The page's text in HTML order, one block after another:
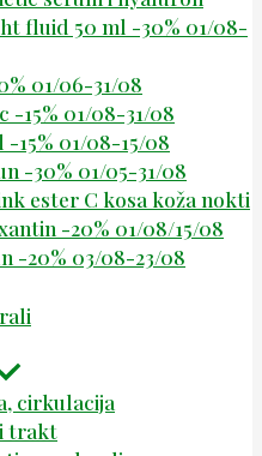
fluid 50 ml -30% 01/08-
01/06-31/08
-15% 01/08-31/08
15% 01/08-15/08
-30% 01/05-31/08
ester C kosa koža nokti
-20% 01/08/15/08
-20% 03/08-23/08
cirkulacija
trakt